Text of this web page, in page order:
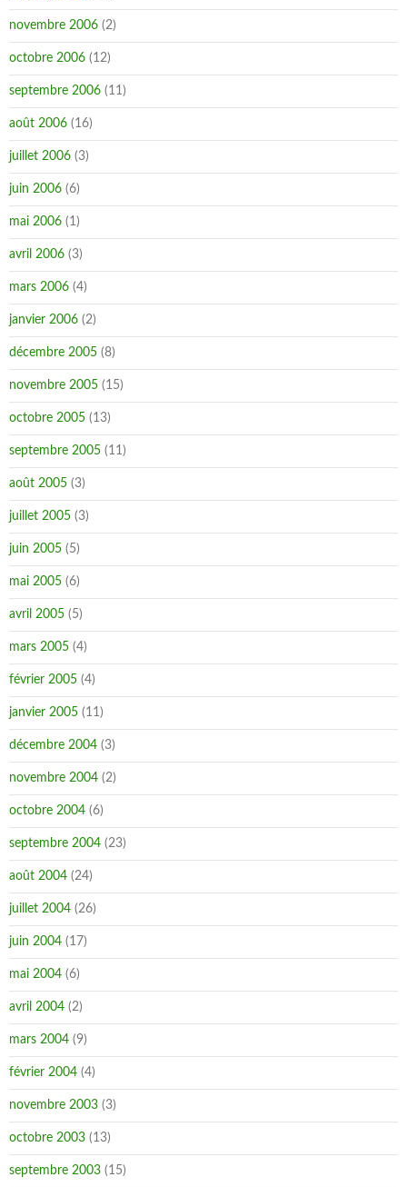
novembre 2006 (2)
octobre 2006 (12)
septembre 2006 (11)
août 2006 (16)
juillet 2006 (3)
juin 2006 (6)
mai 2006 (1)
avril 2006 (3)
mars 2006 (4)
janvier 2006 (2)
décembre 2005 (8)
novembre 2005 (15)
octobre 2005 (13)
septembre 2005 (11)
août 2005 (3)
juillet 2005 (3)
juin 2005 (5)
mai 2005 (6)
avril 2005 (5)
mars 2005 (4)
février 2005 (4)
janvier 2005 (11)
décembre 2004 (3)
novembre 2004 (2)
octobre 2004 (6)
septembre 2004 (23)
août 2004 (24)
juillet 2004 (26)
juin 2004 (17)
mai 2004 (6)
avril 2004 (2)
mars 2004 (9)
février 2004 (4)
novembre 2003 (3)
octobre 2003 (13)
septembre 2003 (15)